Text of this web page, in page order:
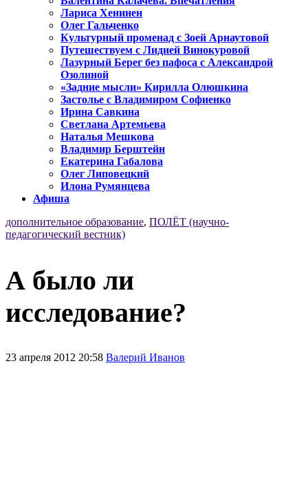
Лариса Хенинен
Олег Гальченко
Культурный променад с Зоей Арнаутовой
Путешествуем с Лидией Винокуровой
Лазурный Берег без пафоса с Александрой
Озолиной
«Задние мысли» Кирилла Олюшкина
Застолье с Владимиром Софиенко
Ирина Савкина
Светлана Артемьева
Наталья Мешкова
Владимир Берштейн
Екатерина Габалова
Олег Липовецкий
Илона Румянцева
Афиша
дополнительное образование, ПОЛЁТ (научно-
педагогический вестник)
А было ли
исследование?
23 апреля 2012 20:58 Валерий Иванов